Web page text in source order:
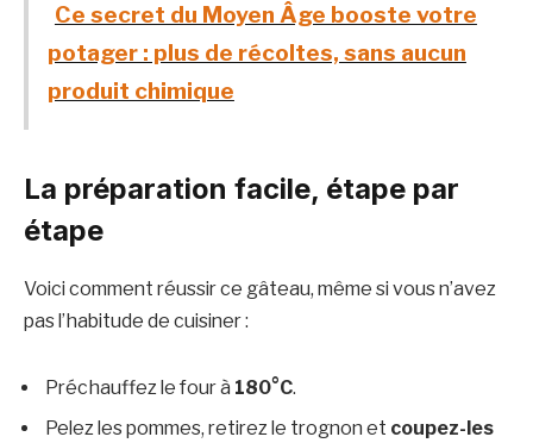
Ce secret du Moyen Âge booste votre
potager : plus de récoltes, sans aucun
produit chimique
La préparation facile, étape par
étape
Voici comment réussir ce gâteau, même si vous n’avez
pas l’habitude de cuisiner :
Préchauffez le four à 180°C.
Pelez les pommes, retirez le trognon et coupez-les